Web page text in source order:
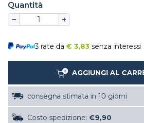
Quantità
3 rate da € 3,83 senza interessi
AGGIUNGI AL
consegna stimata in 10 giorni
Costo spedizione: €9,90